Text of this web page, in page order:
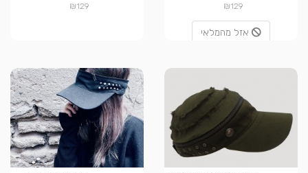
₪129
אזל מהמלאי
₪129